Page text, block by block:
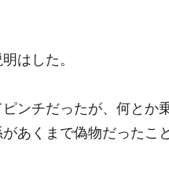
はした。
ンチだったが、何とか
あくまで偽物だったこ